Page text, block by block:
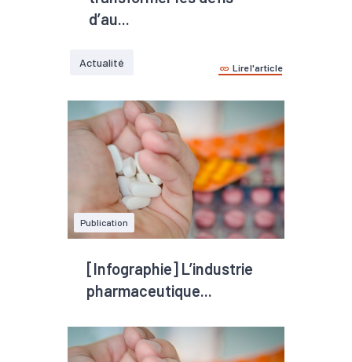
d’au...
Actualité Lire l'article
Publication
[Infographie] L’industrie
pharmaceutique...